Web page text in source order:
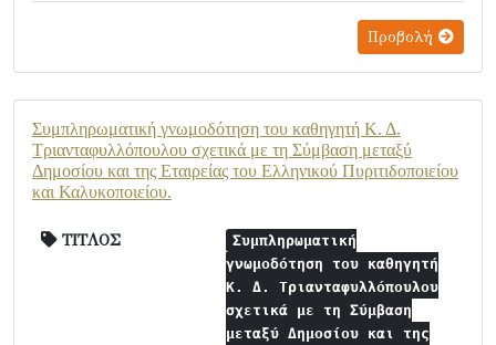
Προβολή
Συμπληρωματική γνωμοδότηση του καθηγητή Κ. Δ.
Τριανταφυλλόπουλου σχετικά με τη Σύμβαση μεταξύ
Δημοσίου και της Εταιρείας του Ελληνικού Πυριτιδοποιείου
και Καλυκοποιείου.
ΤΙΤΛΟΣ
Συμπληρωματική
γνωμοδότηση του καθηγητή
Κ. Δ. Τριανταφυλλόπουλου
σχετικά με τη Σύμβαση
μεταξύ Δημοσίου και της